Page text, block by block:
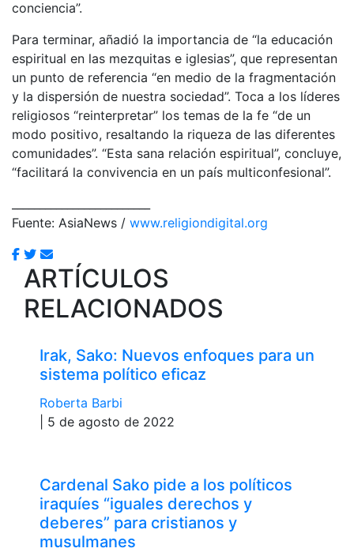
conciencia”.
Para terminar, añadió la importancia de “la educación
espiritual en las mezquitas e iglesias”, que representan
un punto de referencia “en medio de la fragmentación
y la dispersión de nuestra sociedad”. Toca a los líderes
religiosos “reinterpretar” los temas de la fe “de un
modo positivo, resaltando la riqueza de las diferentes
comunidades”. “Esta sana relación espiritual”, concluye,
“facilitará la convivencia en un país multiconfesional”.
Fuente: AsiaNews / www.religiondigital.org
ARTÍCULOS
RELACIONADOS
Irak, Sako: Nuevos enfoques para un
sistema político eficaz
Roberta Barbi
| 5 de agosto de 2022
Cardenal Sako pide a los políticos
iraquíes “iguales derechos y
deberes” para cristianos y
musulmanes